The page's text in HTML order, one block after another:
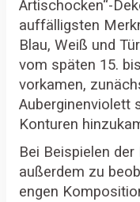
Artischocken“-
auffälligsten
Blau, Weiß und
vom späten 15.
vorkamen,
Auberginenviolett
Konturen
Bei Beispielen
außerdem zu
engen